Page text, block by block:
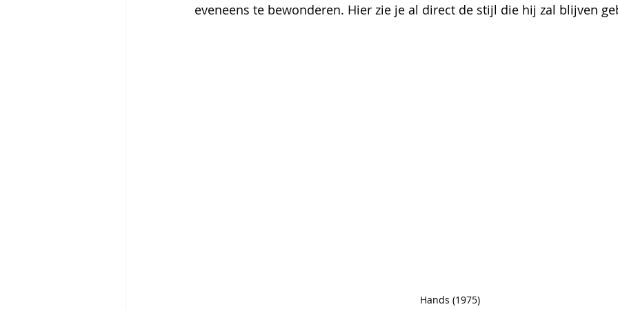
eveneens te bewonderen. Hier zie je al direct de stijl die hij zal blijven
Hands (1975)